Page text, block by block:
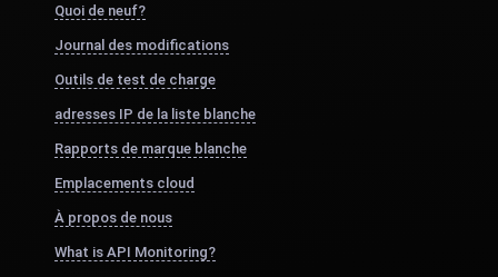
Quoi de neuf?
Journal des modifications
Outils de test de charge
adresses IP de la liste blanche
Rapports de marque blanche
Emplacements cloud
À propos de nous
What is API Monitoring?